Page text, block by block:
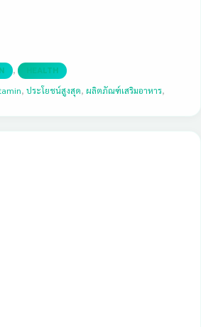
, HEALTH
,ประโยชน์สูงสุด, ผลิตภัณฑ์เสริมอาหาร,